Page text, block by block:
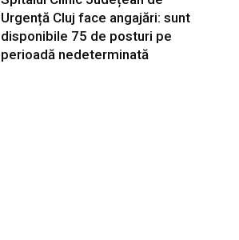
Urgență Cluj face angajări: sunt
disponibile 75 de posturi pe
perioadă nedeterminată